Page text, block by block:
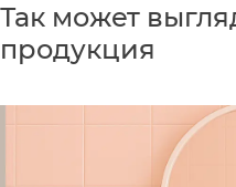
Так может
продукция